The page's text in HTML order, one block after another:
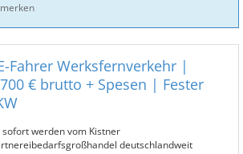
merken
Fahrer Werksfernverkehr |
€ brutto + Spesen | Fester
sofort werden vom Kistner
deutschlandweit